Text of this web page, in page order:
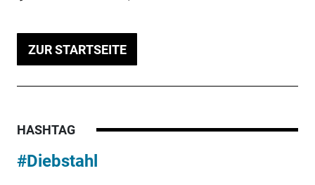
ZUR STARTSEITE
HASHTAG
#Diebstahl